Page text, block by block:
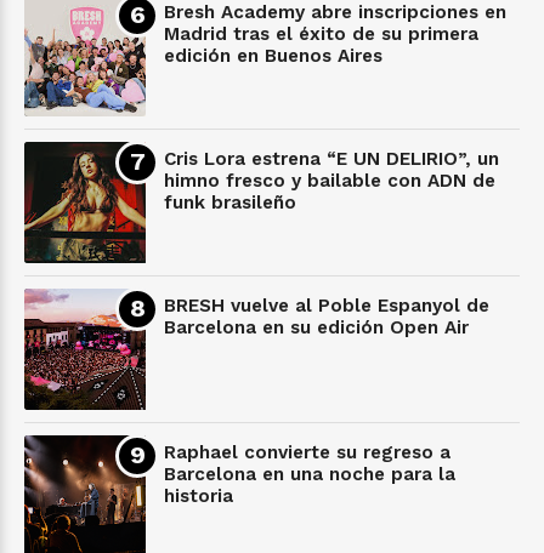
Bresh Academy abre inscripciones en
Madrid tras el éxito de su primera
edición en Buenos Aires
Cris Lora estrena “E UN DELIRIO”, un
himno fresco y bailable con ADN de
funk brasileño
BRESH vuelve al Poble Espanyol de
Barcelona en su edición Open Air
Raphael convierte su regreso a
Barcelona en una noche para la
historia